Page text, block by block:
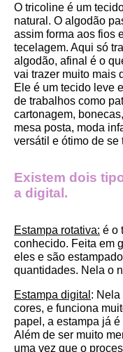
O tricoline é um
natural. O algodão
assim forma aos fios
tecelagem. Aqui só
algodão, afinal é o
vai trazer muito mais
Ele é um tecido leve
de trabalhos como
cartonagem,
mesa posta, moda
versátil e ótimo de se
Existem dois
a digital.
Estampa rotativa: é o
conhecido. Feita em
eles e são
quantidades. Nela o
Estampa digital : Nela
cores, e funciona
papel, a estampa já
Além de ser muito
uma vez que o